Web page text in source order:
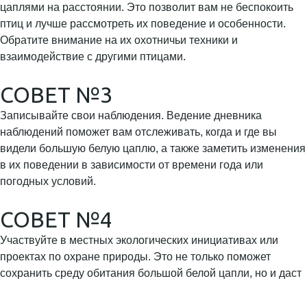
цаплями на расстоянии. Это позволит вам не беспокоить
птиц и лучше рассмотреть их поведение и особенности.
Обратите внимание на их охотничьи техники и
взаимодействие с другими птицами.
СОВЕТ №3
Записывайте свои наблюдения. Ведение дневника
наблюдений поможет вам отслеживать, когда и где вы
видели большую белую цаплю, а также заметить изменения
в их поведении в зависимости от времени года или
погодных условий.
СОВЕТ №4
Участвуйте в местных экологических инициативах или
проектах по охране природы. Это не только поможет
сохранить среду обитания большой белой цапли, но и даст